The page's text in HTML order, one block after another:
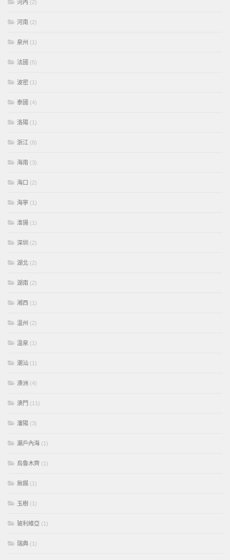
河內 (2)
河南 (2)
泉州 (1)
法國 (5)
波密 (1)
泰國 (4)
洛陽 (1)
浙江 (8)
海南 (3)
海口 (2)
海寧 (1)
淮揚 (1)
深圳 (2)
湖北 (2)
湖南 (2)
湘西 (1)
溫州 (2)
溫泉 (1)
潮汕 (1)
澳洲 (4)
澳門 (11)
瀋陽 (3)
瀨戶內海 (1)
烏魯木齊 (1)
無錫 (1)
玉樹 (1)
玻利維亞 (1)
瑞典 (1)